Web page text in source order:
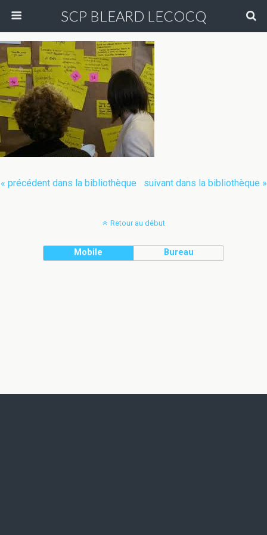
SCP BLEARD LECOCQ
« précédent dans la bibliothèque suivant dans la bibliothèque »
Retour au début
Mobile Bureau